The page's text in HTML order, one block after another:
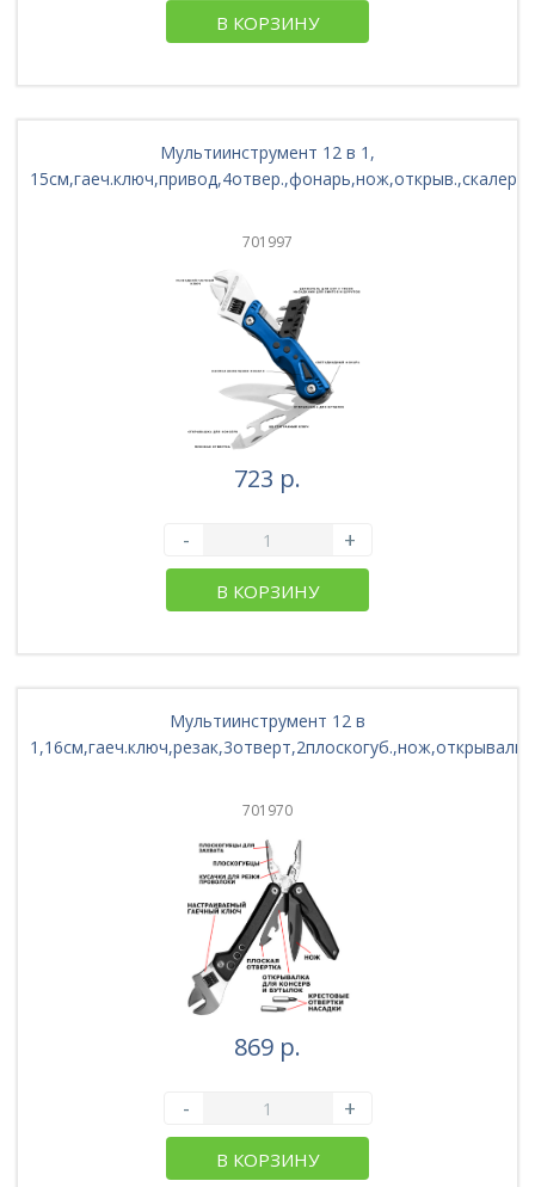
В КОРЗИНУ
Мультиинструмент 12 в 1,
701997
723 р.
- +
В КОРЗИНУ
Мультиинструмент 12 в
701970
869 р.
- +
В КОРЗИНУ